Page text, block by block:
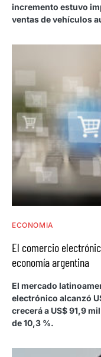
incremento estuvo
ventas de vehículos
ECONOMIA
El comercio
economía argentina
El mercado
electrónico alcanzó
crecerá a US$ 91,9
de 10,3 %.